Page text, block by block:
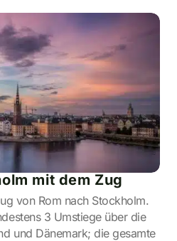
mit dem Zug
von Rom nach Stockholm.
3 Umstiege über die
und Dänemark; die gesamte